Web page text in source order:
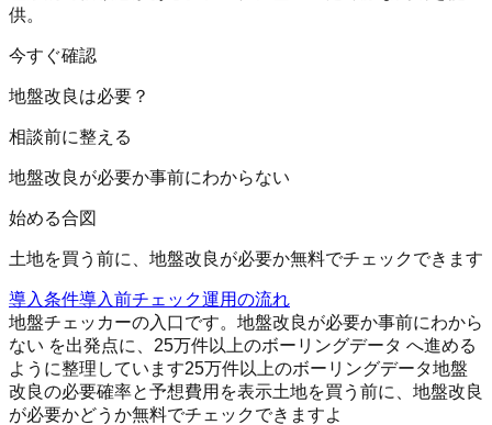
供。
今すぐ確認
地盤改良は必要？
相談前に整える
地盤改良が必要か事前にわからない
始める合図
土地を買う前に、地盤改良が必要か無料でチェックできます
導入条件導入前チェック運用の流れ
地盤チェッカーの入口です。地盤改良が必要か事前にわから
ない を出発点に、25万件以上のボーリングデータ へ進める
ように整理しています25万件以上のボーリングデータ地盤
改良の必要確率と予想費用を表示土地を買う前に、地盤改良
が必要かどうか無料でチェックできますよ